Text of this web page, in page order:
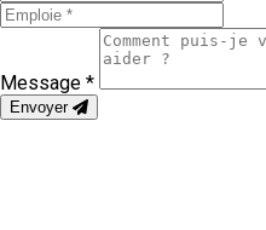
Message *
Envoyer